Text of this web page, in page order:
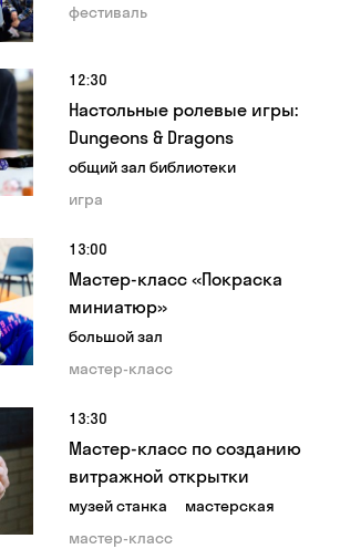
фестиваль
12:30
Настольные ролевые игры:
Dungeons & Dragons
общий зал библиотеки
игра
13:00
Мастер-класс «Покраска
миниатюр»
большой зал
мастер-класс
13:30
Мастер-класс по созданию
витражной открытки
музей станка
мастерская
мастер-класс